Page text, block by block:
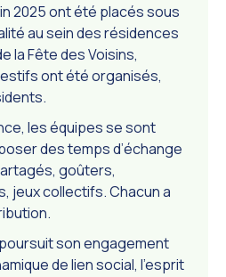
2025 ont été placés sous
au sein des résidences
la Fête des Voisins,
ont été organisés,
les équipes se sont
des temps d’échange
goûters,
jeux collectifs. Chacun a
poursuit son engagement
de lien social, l'esprit